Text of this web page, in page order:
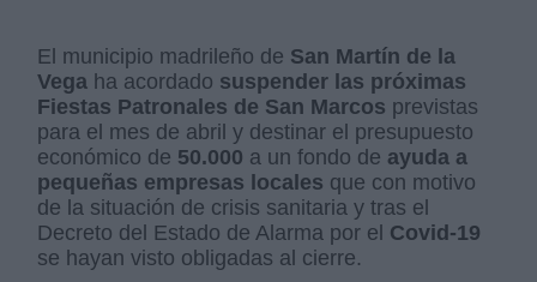
El municipio madrileño de San Martín de la
Vega ha acordado suspender las próximas
Fiestas Patronales de San Marcos previstas
para el mes de abril y destinar el presupuesto
económico de 50.000 a un fondo de ayuda a
pequeñas empresas locales que con motivo
de la situación de crisis sanitaria y tras el
Decreto del Estado de Alarma por el Covid-19
se hayan visto obligadas al cierre.